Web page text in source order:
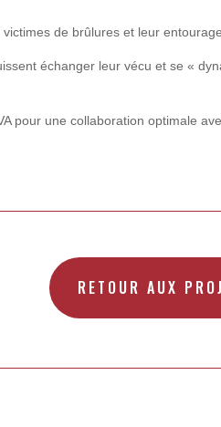
de brûlures et leur
échanger leur vécu et se «
pour une collaboration optimale
RETOUR AUX